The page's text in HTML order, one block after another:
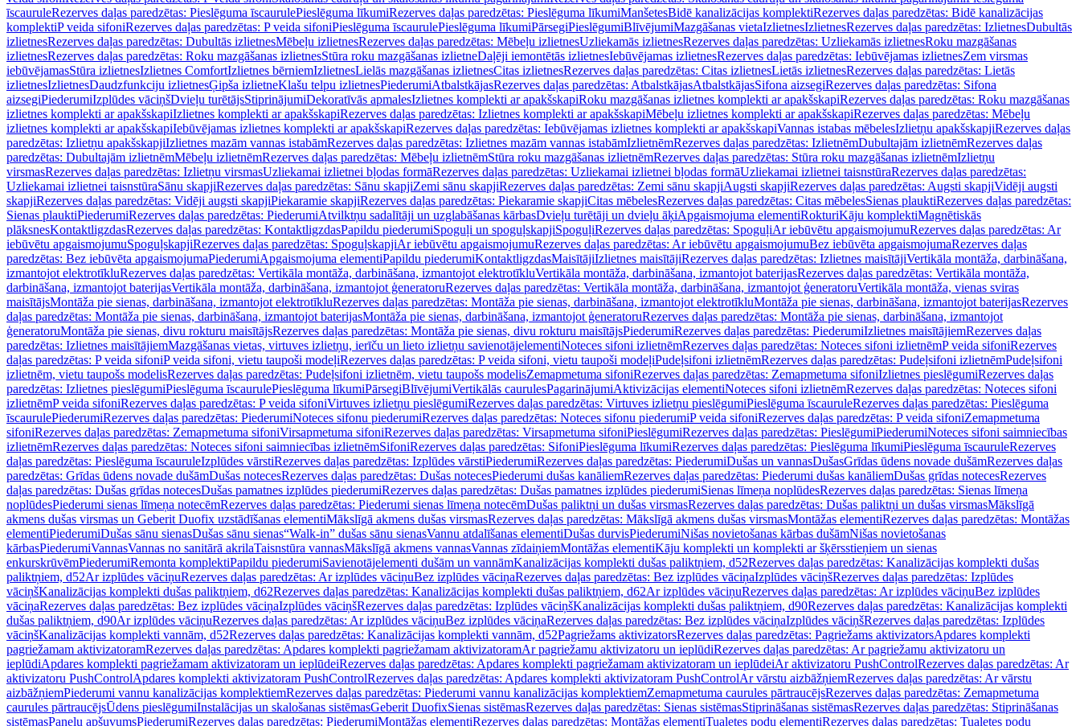
īscauruleRezerves daļas paredzētas: Pieslēguma īscaurulePieslēguma līkumiRezerves daļas paredzētas: Pieslēguma līkumiManšetesBidē kanalizācijas komplektiRezerves daļas paredzētas: Bidē kanalizācijas
komplektiP veida sifoniRezerves daļas paredzētas: P veida sifoniPieslēguma īscaurulePieslēguma līkumiPārsegiPieslēgumiBlīvējumiMazgāšanas vietaIzlietnesIzlietnesRezerves daļas paredzētas: IzlietnesDubultās
izlietnesRezerves daļas paredzētas: Dubultās izlietnesMēbeļu izlietnesRezerves daļas paredzētas: Mēbeļu izlietnesUzliekamās izlietnesRezerves daļas paredzētas: Uzliekamās izlietnesRoku mazgāšanas
izlietnesRezerves daļas paredzētas: Roku mazgāšanas izlietnesStūra roku mazgāšanas izlietneDaļēji iemontētās izlietnesIebūvējamas izlietnesRezerves daļas paredzētas: Iebūvējamas izlietnesZem virsmas
iebūvējamasStūra izlietnesIzlietnes ComfortIzlietnes bērniemIzlietnesLielās mazgāšanas izlietnesCitas izlietnesRezerves daļas paredzētas: Citas izlietnesLietās izlietnesRezerves daļas paredzētas: Lietās
izlietnesIzlietnesDaudzfunkciju izlietnesĢipša izlietneKlašu telpu izlietnesPiederumiAtbalstkājasRezerves daļas paredzētas: AtbalstkājasAtbalstkājasSifona aizsegiRezerves daļas paredzētas: Sifona
aizsegiPiederumiIzplūdes vāciņšDvieļu turētājsStiprinājumiDekoratīvās apmalesIzlietnes komplekti ar apakšskapiRoku mazgāšanas izlietnes komplekti ar apakšskapiRezerves daļas paredzētas: Roku mazgāšanas
izlietnes komplekti ar apakšskapiIzlietnes komplekti ar apakšskapiRezerves daļas paredzētas: Izlietnes komplekti ar apakšskapiMēbeļu izlietnes komplekti ar apakšskapiRezerves daļas paredzētas: Mēbeļu
izlietnes komplekti ar apakšskapiIebūvējamas izlietnes komplekti ar apakšskapiRezerves daļas paredzētas: Iebūvējamas izlietnes komplekti ar apakšskapiVannas istabas mēbelesIzlietņu apakšskapjiRezerves daļas
paredzētas: Izlietņu apakšskapjiIzlietnes mazām vannas istabāmRezerves daļas paredzētas: Izlietnes mazām vannas istabāmIzlietnēmRezerves daļas paredzētas: IzlietnēmDubultajām izlietnēmRezerves daļas
paredzētas: Dubultajām izlietnēmMēbeļu izlietnēmRezerves daļas paredzētas: Mēbeļu izlietnēmStūra roku mazgāšanas izlietnēmRezerves daļas paredzētas: Stūra roku mazgāšanas izlietnēmIzlietņu
virsmasRezerves daļas paredzētas: Izlietņu virsmasUzliekamai izlietnei bļodas formāRezerves daļas paredzētas: Uzliekamai izlietnei bļodas formāUzliekamai izlietnei taisnstūraRezerves daļas paredzētas:
Uzliekamai izlietnei taisnstūraSānu skapjiRezerves daļas paredzētas: Sānu skapjiZemi sānu skapjiRezerves daļas paredzētas: Zemi sānu skapjiAugsti skapjiRezerves daļas paredzētas: Augsti skapjiVidēji augsti
skapjiRezerves daļas paredzētas: Vidēji augsti skapjiPiekaramie skapjiRezerves daļas paredzētas: Piekaramie skapjiCitas mēbelesRezerves daļas paredzētas: Citas mēbelesSienas plauktiRezerves daļas paredzētas:
Sienas plauktiPiederumiRezerves daļas paredzētas: PiederumiAtvilktņu sadalītāji un uzglabāšanas kārbasDvieļu turētāji un dvieļu āķiApgaismojuma elementiRokturiKāju komplektiMagnētiskās
plāksnesKontaktligzdasRezerves daļas paredzētas: KontaktligzdasPapildu piederumiSpoguļi un spoguļskapjiSpoguļiRezerves daļas paredzētas: SpoguļiAr iebūvētu apgaismojumuRezerves daļas paredzētas: Ar
iebūvētu apgaismojumuSpoguļskapjiRezerves daļas paredzētas: SpoguļskapjiAr iebūvētu apgaismojumuRezerves daļas paredzētas: Ar iebūvētu apgaismojumuBez iebūvēta apgaismojumaRezerves daļas
paredzētas: Bez iebūvēta apgaismojumaPiederumiApgaismojuma elementiPapildu piederumiKontaktligzdasMaisītājiIzlietnes maisītājiRezerves daļas paredzētas: Izlietnes maisītājiVertikāla montāža, darbināšana,
izmantojot elektrotīkluRezerves daļas paredzētas: Vertikāla montāža, darbināšana, izmantojot elektrotīkluVertikāla montāža, darbināšana, izmantojot baterijasRezerves daļas paredzētas: Vertikāla montāža,
darbināšana, izmantojot baterijasVertikāla montāža, darbināšana, izmantojot ģeneratoruRezerves daļas paredzētas: Vertikāla montāža, darbināšana, izmantojot ģeneratoruVertikāla montāža, vienas sviras
maisītājsMontāža pie sienas, darbināšana, izmantojot elektrotīkluRezerves daļas paredzētas: Montāža pie sienas, darbināšana, izmantojot elektrotīkluMontāža pie sienas, darbināšana, izmantojot baterijasRezerves
daļas paredzētas: Montāža pie sienas, darbināšana, izmantojot baterijasMontāža pie sienas, darbināšana, izmantojot ģeneratoruRezerves daļas paredzētas: Montāža pie sienas, darbināšana, izmantojot
ģeneratoruMontāža pie sienas, divu rokturu maisītājsRezerves daļas paredzētas: Montāža pie sienas, divu rokturu maisītājsPiederumiRezerves daļas paredzētas: PiederumiIzlietnes maisītājiemRezerves daļas
paredzētas: Izlietnes maisītājiemMazgāšanas vietas, virtuves izlietņu, ierīču un lieto izlietņu savienotājelementiNoteces sifoni izlietnēmRezerves daļas paredzētas: Noteces sifoni izlietnēmP veida sifoniRezerves
daļas paredzētas: P veida sifoniP veida sifoni, vietu taupoši modeļiRezerves daļas paredzētas: P veida sifoni, vietu taupoši modeļiPudeļsifoni izlietnēmRezerves daļas paredzētas: Pudeļsifoni izlietnēmPudeļsifoni
izlietnēm, vietu taupošs modelisRezerves daļas paredzētas: Pudeļsifoni izlietnēm, vietu taupošs modelisZemapmetuma sifoniRezerves daļas paredzētas: Zemapmetuma sifoniIzlietnes pieslēgumiRezerves daļas
paredzētas: Izlietnes pieslēgumiPieslēguma īscaurulePieslēguma līkumiPārsegiBlīvējumiVertikālās caurulesPagarinājumiAktivizācijas elementiNoteces sifoni izlietnēmRezerves daļas paredzētas: Noteces sifoni
izlietnēmP veida sifoniRezerves daļas paredzētas: P veida sifoniVirtuves izlietņu pieslēgumiRezerves daļas paredzētas: Virtuves izlietņu pieslēgumiPieslēguma īscauruleRezerves daļas paredzētas: Pieslēguma
īscaurulePiederumiRezerves daļas paredzētas: PiederumiNoteces sifonu piederumiRezerves daļas paredzētas: Noteces sifonu piederumiP veida sifoniRezerves daļas paredzētas: P veida sifoniZemapmetuma
sifoniRezerves daļas paredzētas: Zemapmetuma sifoniVirsapmetuma sifoniRezerves daļas paredzētas: Virsapmetuma sifoniPieslēgumiRezerves daļas paredzētas: PieslēgumiPiederumiNoteces sifoni saimniecības
izlietnēmRezerves daļas paredzētas: Noteces sifoni saimniecības izlietnēmSifoniRezerves daļas paredzētas: SifoniPieslēguma līkumiRezerves daļas paredzētas: Pieslēguma līkumiPieslēguma īscauruleRezerves
daļas paredzētas: Pieslēguma īscauruleIzplūdes vārstiRezerves daļas paredzētas: Izplūdes vārstiPiederumiRezerves daļas paredzētas: PiederumiDušas un vannasDušasGrīdas ūdens novade dušāmRezerves daļas
paredzētas: Grīdas ūdens novade dušāmDušas notecesRezerves daļas paredzētas: Dušas notecesPiederumi dušas kanāliemRezerves daļas paredzētas: Piederumi dušas kanāliemDušas grīdas notecesRezerves
daļas paredzētas: Dušas grīdas notecesDušas pamatnes izplūdes piederumiRezerves daļas paredzētas: Dušas pamatnes izplūdes piederumiSienas līmeņa noplūdesRezerves daļas paredzētas: Sienas līmeņa
noplūdesPiederumi sienas līmeņa notecēmRezerves daļas paredzētas: Piederumi sienas līmeņa notecēmDušas paliktņi un dušas virsmasRezerves daļas paredzētas: Dušas paliktņi un dušas virsmasMākslīgā
akmens dušas virsmas un Geberit Duofix uzstādīšanas elementiMākslīgā akmens dušas virsmasRezerves daļas paredzētas: Mākslīgā akmens dušas virsmasMontāžas elementiRezerves daļas paredzētas: Montāžas
elementiPiederumiDušas sānu sienasDušas sānu sienas“Walk-in” dušas sānu sienasVannu atdalīšanas elementiDušas durvisPiederumiNišas novietošanas kārbas dušāmNišas novietošanas
kārbasPiederumiVannasVannas no sanitārā akrilaTaisnstūra vannasMākslīgā akmens vannasVannas zīdaiņiemMontāžas elementiKāju komplekti un komplekti ar šķērsstieņiem un sienas
enkurskrūvēmPiederumiRemonta komplektiPapildu piederumiSavienotājelementi dušām un vannāmKanalizācijas komplekti dušas paliktņiem, d52Rezerves daļas paredzētas: Kanalizācijas komplekti dušas
paliktņiem, d52Ar izplūdes vāciņuRezerves daļas paredzētas: Ar izplūdes vāciņuBez izplūdes vāciņaRezerves daļas paredzētas: Bez izplūdes vāciņaIzplūdes vāciņšRezerves daļas paredzētas: Izplūdes
vāciņšKanalizācijas komplekti dušas paliktņiem, d62Rezerves daļas paredzētas: Kanalizācijas komplekti dušas paliktņiem, d62Ar izplūdes vāciņuRezerves daļas paredzētas: Ar izplūdes vāciņuBez izplūdes
vāciņaRezerves daļas paredzētas: Bez izplūdes vāciņaIzplūdes vāciņšRezerves daļas paredzētas: Izplūdes vāciņšKanalizācijas komplekti dušas paliktņiem, d90Rezerves daļas paredzētas: Kanalizācijas komplekti
dušas paliktņiem, d90Ar izplūdes vāciņuRezerves daļas paredzētas: Ar izplūdes vāciņuBez izplūdes vāciņaRezerves daļas paredzētas: Bez izplūdes vāciņaIzplūdes vāciņšRezerves daļas paredzētas: Izplūdes
vāciņšKanalizācijas komplekti vannām, d52Rezerves daļas paredzētas: Kanalizācijas komplekti vannām, d52Pagriežams aktivizatorsRezerves daļas paredzētas: Pagriežams aktivizatorsApdares komplekti
pagriežamam aktivizatoramRezerves daļas paredzētas: Apdares komplekti pagriežamam aktivizatoramAr pagriežamu aktivizatoru un ieplūdiRezerves daļas paredzētas: Ar pagriežamu aktivizatoru un
ieplūdiApdares komplekti pagriežamam aktivizatoram un ieplūdeiRezerves daļas paredzētas: Apdares komplekti pagriežamam aktivizatoram un ieplūdeiAr aktivizatoru PushControlRezerves daļas paredzētas: Ar
aktivizatoru PushControlApdares komplekti aktivizatoram PushControlRezerves daļas paredzētas: Apdares komplekti aktivizatoram PushControlAr vārstu aizbāžņiemRezerves daļas paredzētas: Ar vārstu
aizbāžņiemPiederumi vannu kanalizācijas komplektiemRezerves daļas paredzētas: Piederumi vannu kanalizācijas komplektiemZemapmetuma caurules pārtraucējsRezerves daļas paredzētas: Zemapmetuma
caurules pārtraucējsŪdens pieslēgumiInstalācijas un skalošanas sistēmasGeberit DuofixSienas sistēmasRezerves daļas paredzētas: Sienas sistēmasStiprināšanas sistēmasRezerves daļas paredzētas: Stiprināšanas
sistēmasPaneļu apšuvumsPiederumiRezerves daļas paredzētas: PiederumiMontāžas elementiRezerves daļas paredzētas: Montāžas elementiTualetes podu elementiRezerves daļas paredzētas: Tualetes podu